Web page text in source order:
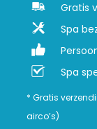
Gratis
Spa
Spa
* Gratis
airco’s)